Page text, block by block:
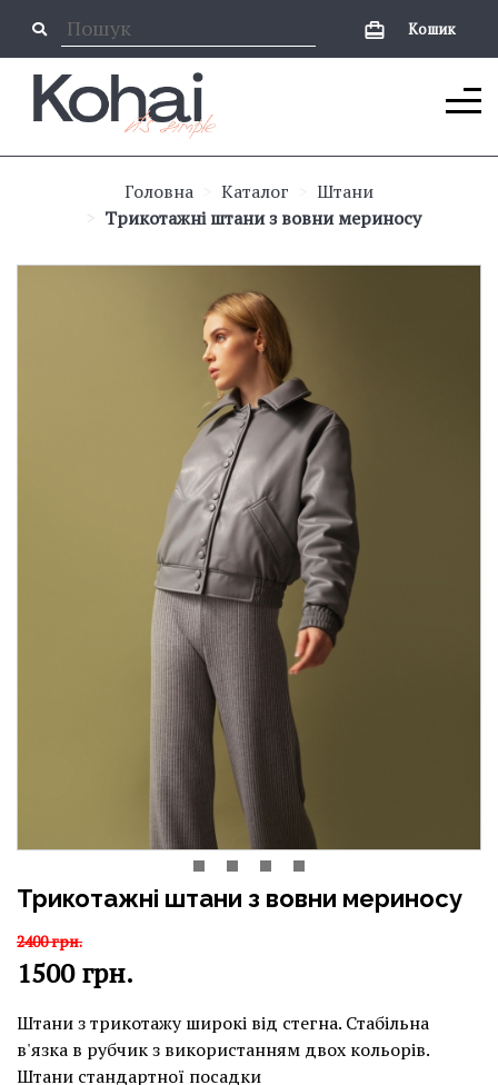
Кошик
Головна Каталог
Штани
Трикотажні штани з вовни мериносу
Трикотажні штани з вовни мериносу
2400грн.
1500грн.
Штани з трикотажу широкі від стегна. Стабільна
в'язка в рубчик з використанням двох кольорів.
Штани стандартної посадки